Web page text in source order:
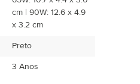
cm | 90W: 12.6 x 4.9
x 3.2 cm
Preto
3 Anos